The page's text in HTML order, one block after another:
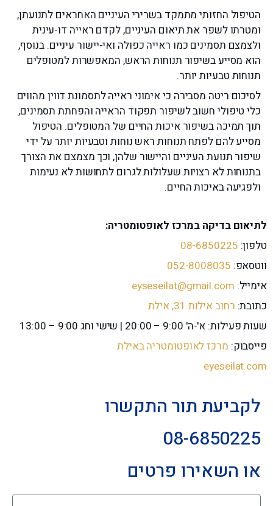
הטיפול החזותי מתמקד בשרירי העיניים האחראים לתנועתן,
ומטרתו לשפר את תיאום העיניים, לקדם ראייה דו-עינית
ולצמצם תסמינים כמו ראייה כפולה ואי-יישור עיניים. בנוסף,
הוא מסייע בשיפור תנוחות הראש, המאפשרות למטופלים
תנוחות טבעיות יותר.
לסיכום ריטה מסבירה כי אימוני ראייה לתסמונת דווין מהווים
כלי טיפולי חשוב לשיפור תפקוד הראייה והפחתת תסמינים,
תוך תמיכה בשיפור איכות החיים של המטופלים. הטיפול
מסייע להם לפתח תנוחות ראש נוחות וטבעיות יותר על ידי
שיפור תנועת העיניים והיישור שלהן, וכך מצמצם את הצורך
בתנוחות לא רצויות שעלולות לגרום לתחושות לא נעימות
ולפגיעה באיכות החיים.
לתיאום בדיקה במרכז לאופטומטריה:
טלפון: 08-6850225
ווטסאפ: 052-8008035
אימייל: eyseseilat@gmail.com
כתובת: רחוב אילות 31, אילת
שעות פעילות: א'-ה' 9:00 – 20:00 | שישי וחג 9:00 – 13:00
פייסבוק: מרכז לאופטומטריה באילת
eyeseilat.com
לקביעת תור התקשרו
08-6850225
או השאירו פרטים